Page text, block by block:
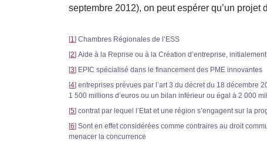
septembre 2012), on peut espérer qu’un
[1] Chambres Régionales de l’ESS
[2] Aide à la Reprise ou à la Création d’entreprise,
[3] EPIC spécialisé dans le financement des PME innovantes
[4] entreprises prévues par l’art 3 du décret du 18 décembre
1 500 millions d’euros ou un bilan inférieur ou égal à 2 000
[5] contrat par lequel l’Etat et une région s’engagent sur la
[6] Sont en effet considérées comme contraires au droit
menacer la concurrence